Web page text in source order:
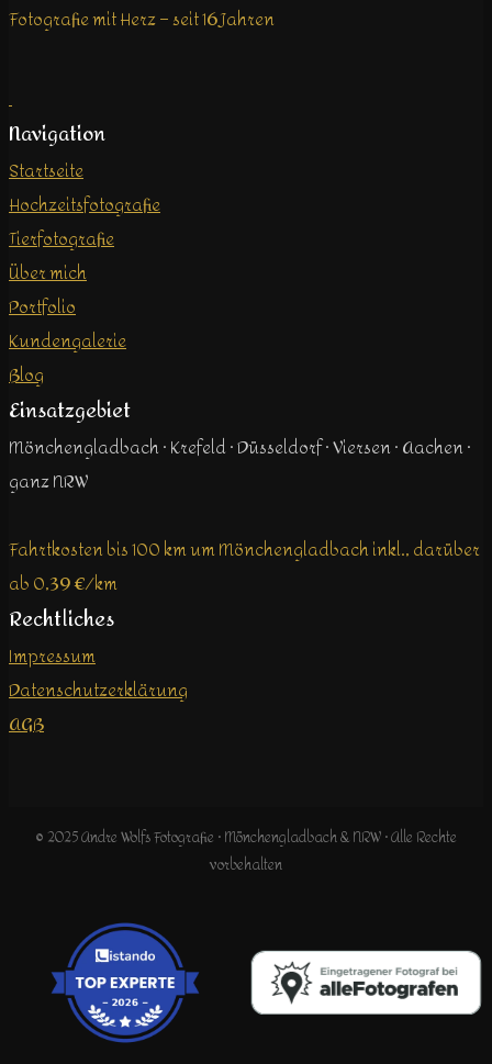
Fotografie mit Herz – seit 16 Jahren
Navigation
Startseite
Hochzeitsfotografie
Tierfotografie
Über mich
Portfolio
Kundengalerie
Blog
Einsatzgebiet
Mönchengladbach · Krefeld · Düsseldorf · Viersen · Aachen ·
ganz NRW
Fahrtkosten bis 100 km um Mönchengladbach inkl., darüber
ab 0,39 €/km
Rechtliches
Impressum
Datenschutzerklärung
AGB
© 2025 Andre Wolfs Fotografie · Mönchengladbach & NRW · Alle Rechte
vorbehalten